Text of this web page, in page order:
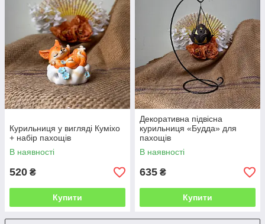
Курильниця у вигляді Куміхо
+ набір пахощів
В наявності
520 ₴
Купити
Декоративна підвісна
курильниця «Будда» для
пахощів
В наявності
635 ₴
Купити